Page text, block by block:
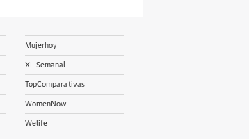
Mujerhoy
XL Semanal
TopComparativas
WomenNow
Welife